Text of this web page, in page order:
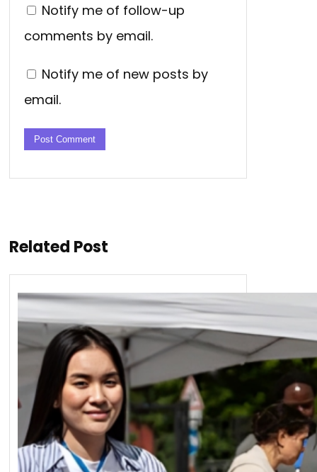
Notify me of follow-up
comments by email.
Notify me of new posts by
email.
Related Post